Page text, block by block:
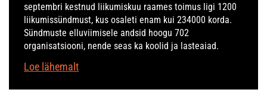
septembri kestnud liikumiskuu raames toimus ligi 1200
liikumissündmust, kus osaleti enam kui 234000 korda.
Sündmuste elluviimisele andsid hoogu 702
organisatsiooni, nende seas ka koolid ja lasteaiad.
Loe lähemalt